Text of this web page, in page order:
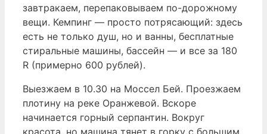
завтракаем, перепаковываем по-дорожному
вещи. Кемпинг — просто потрясающий: здесь
есть не только душ, но и ванны, бесплатные
стиральные машины, бассейн — и все за 180
R (примерно 600 рублей).
Выезжаем в 10.30 на Моссел Бей. Проезжаем
плотину на реке Оранжевой. Вскоре
начинается горный серпантин. Вокруг
красота, но машина тянет в горку с большим